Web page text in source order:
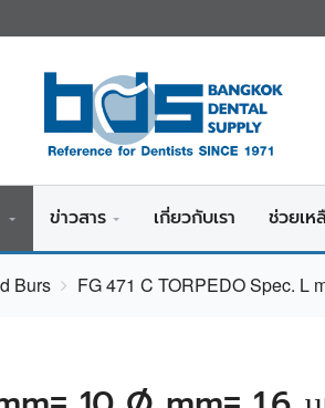
ข่าวสาร เกี่ยวกับเรา ช่วยเห
Burs FG 471 C TORPEDO Spec. L